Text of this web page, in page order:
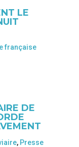
LE
française
DE
, Presse